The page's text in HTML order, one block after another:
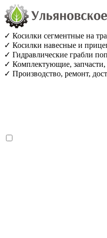
✓ Косилки сегментные на
✓ Косилки навесные и
✓ Гидравлические грабли
✓ Комплектующие, запчасти,
✓ Производство, ремонт,